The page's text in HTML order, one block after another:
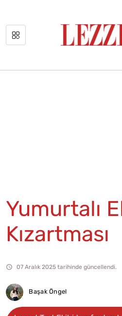
Yumurtalı
Kızartması
07 Aralık 2025 tarihinde güncellendi.
Başak Öngel